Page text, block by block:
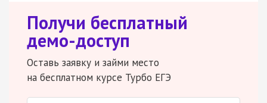
Получи бесплатный
демо-доступ
Оставь заявку и займи место
на бесплатном курсе Турбо ЕГЭ